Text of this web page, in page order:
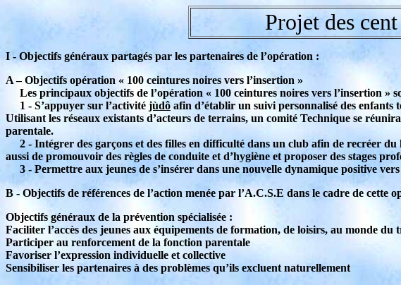
Projet des
I - Objectifs généraux partagés par les partenaires de l’opération :
A – Objectifs opération « 100 ceintures noires vers l’insertion »
Les principaux objectifs de l’opération « 100 ceintures noires vers l’insertion »
1 - S’appuyer sur l’activité jùdô afin d’établir un suivi personnalisé des enfants
Utilisant les réseaux existants d’acteurs de terrains, un comité Technique se
parentale.
2 - Intégrer des garçons et des filles en difficulté dans un club afin de recréer du
aussi de promouvoir des règles de conduite et d’hygiène et proposer des stages
3 - Permettre aux jeunes de s’insérer dans une nouvelle dynamique positive vers
B - Objectifs de références de l’action menée par l’A.C.S.E dans le cadre de cette
Objectifs généraux de la prévention spécialisée :
Faciliter l’accès des jeunes aux équipements de formation, de loisirs, au monde
Participer au renforcement de la fonction parentale
Favoriser l’expression individuelle et collective
Sensibiliser les partenaires à des problèmes qu’ils excluent naturellement